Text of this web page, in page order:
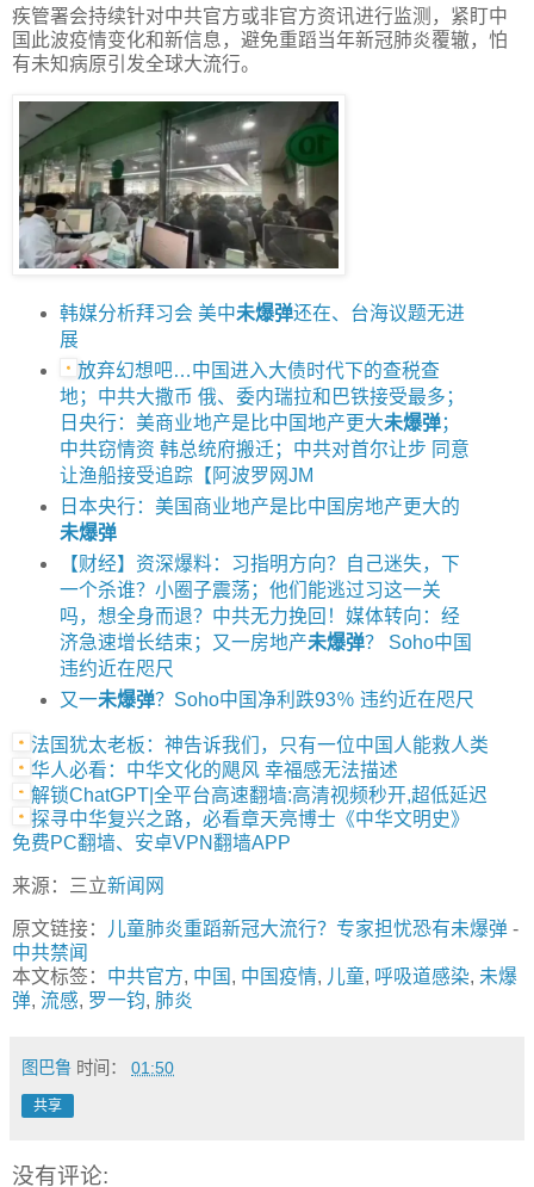
疾管署会持续针对中共官方或非官方资讯进行监测，紧盯中
国此波疫情变化和新信息，避免重蹈当年新冠肺炎覆辙，怕
有未知病原引发全球大流行。
韩媒分析拜习会 美中未爆弹还在、台海议题无进
展
放弃幻想吧…中国进入大债时代下的查税查
地；中共大撒币 俄、委内瑞拉和巴铁接受最多；
日央行：美商业地产是比中国地产更大未爆弹；
中共窃情资 韩总统府搬迁；中共对首尔让步 同意
让渔船接受追踪【阿波罗网JM
日本央行：美国商业地产是比中国房地产更大的
未爆弹
【财经】资深爆料：习指明方向？自己迷失，下
一个杀谁？小圈子震荡；他们能逃过习这一关
吗，想全身而退？中共无力挽回！媒体转向：经
济急速增长结束；又一房地产未爆弹？ Soho中国
违约近在咫尺
又一未爆弹？Soho中国净利跌93％ 违约近在咫尺
法国犹太老板：神告诉我们，只有一位中国人能救人类
华人必看：中华文化的飓风 幸福感无法描述
解锁ChatGPT|全平台高速翻墙:高清视频秒开,超低延迟
探寻中华复兴之路，必看章天亮博士《中华文明史》
免费PC翻墙、安卓VPN翻墙APP
来源：三立新闻网
原文链接： 儿童肺炎重蹈新冠大流行？专家担忧恐有未爆弹 -
中共禁闻
本文标签： 中共官方, 中国 , 中国疫情, 儿童, 呼吸道感染, 未爆
弹, 流感, 罗一钧, 肺炎
图巴鲁 时间： 01:50
共享
没有评论: